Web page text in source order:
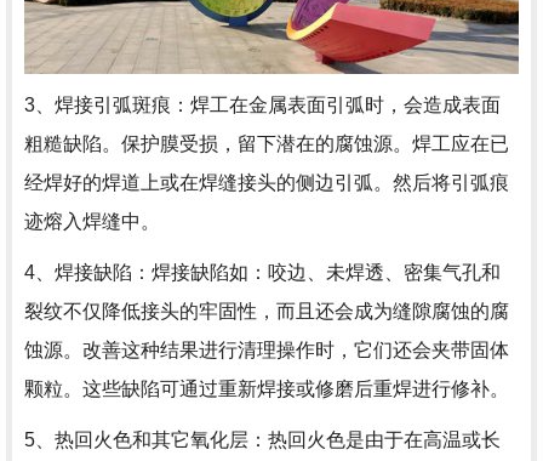
3、焊接引弧斑痕：焊工在金属表面引弧时，会造成表面
粗糙缺陷。保护膜受损，留下潜在的腐蚀源。焊工应在已
经焊好的焊道上或在焊缝接头的侧边引弧。然后将引弧痕
迹熔入焊缝中。
4、焊接缺陷：焊接缺陷如：咬边、未焊透、密集气孔和
裂纹不仅降低接头的牢固性，而且还会成为缝隙腐蚀的腐
蚀源。改善这种结果进行清理操作时，它们还会夹带固体
颗粒。这些缺陷可通过重新焊接或修磨后重焊进行修补。
5、热回火色和其它氧化层：热回火色是由于在高温或长